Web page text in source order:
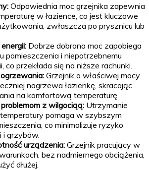
Odpowiednia moc grzejnika zapewnia
w łazience, co jest kluczowe
zwłaszcza po prysznicu lub
Dobrze dobrana moc zapobiega
pomieszczenia i niepotrzebnemu
co przekłada się na niższe rachunki.
Grzejnik o właściwej mocy
nagrzewa łazienkę, skracając
na komfortową temperaturę.
z wilgociąą: Utrzymanie
pomaga w szybszym
co minimalizuje ryzyko
i grzybów.
urządzenia: Grzejnik pracujący w
bez nadmiernego obciążenia,
dłużej.